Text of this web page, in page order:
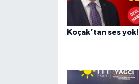
Koçak’tan ses yok!